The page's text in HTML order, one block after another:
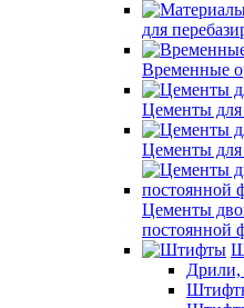
для
Временные
Цементы
Цементы
Цементы
постоянной
Дрили,